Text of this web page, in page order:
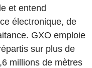
et entend
électronique, de
GXO emploie
sur plus de
millions de mètres